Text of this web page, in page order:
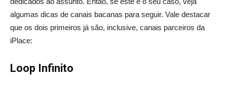
algumas dicas de canais bacanas para seguir. Vale destacar
que os dois primeiros já são, inclusive, canais parceiros da
iPlace:
Loop Infinito